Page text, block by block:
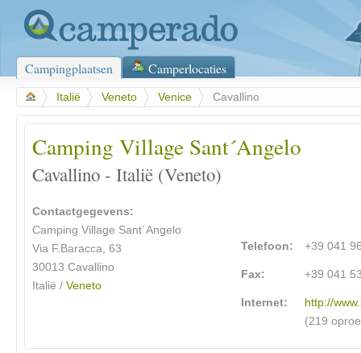
Campingplaatsen Camperlocaties
Italië Veneto Venice Cavallino
Camping Village Sant´Angelo
Cavallino - Italië (Veneto)
Contactgegevens:
Camping Village Sant´Angelo
Via F.Baracca, 63
30013 Cavallino
Italië / Veneto
Telefoon: +39 041
Fax: +39 041
Internet:
http://
(219